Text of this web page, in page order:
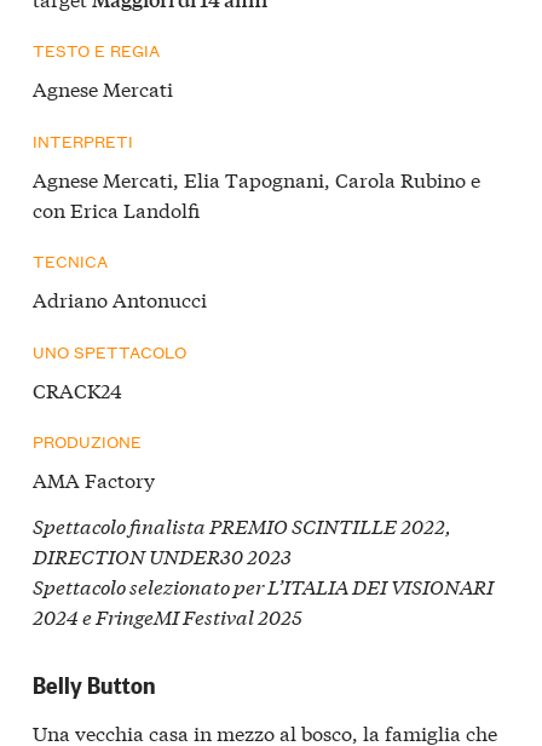
TESTO E REGIA
Agnese Mercati
INTERPRETI
Agnese Mercati, Elia Tapognani, Carola Rubino e
con Erica Landolfi
TECNICA
Adriano Antonucci
UNO SPETTACOLO
CRACK24
PRODUZIONE
AMA Factory
Spettacolo finalista PREMIO SCINTILLE 2022,
DIRECTION UNDER30 2023
Spettacolo selezionato per L’ITALIA DEI VISIONARI
2024 e FringeMI Festival 2025
Belly Button
Una vecchia casa in mezzo al bosco, la famiglia che